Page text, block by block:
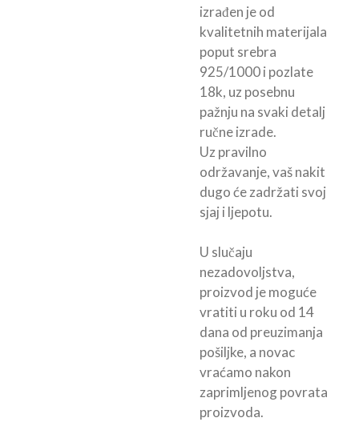
izrađen je od
kvalitetnih materijala
poput srebra
925/1000 i pozlate
18k, uz posebnu
pažnju na svaki detalj
ručne izrade.
Uz pravilno
održavanje, vaš nakit
dugo će zadržati svoj
sjaj i ljepotu.
U slučaju
nezadovoljstva,
proizvod je moguće
vratiti u roku od 14
dana od preuzimanja
pošiljke, a novac
vraćamo nakon
zaprimljenog povrata
proizvoda.